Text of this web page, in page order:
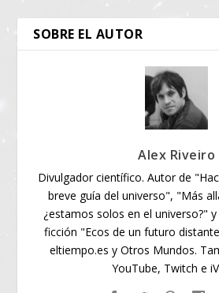
SOBRE EL AUTOR
Alex Riveiro
Divulgador científico. Autor de
breve guía del universo", "Más
¿estamos solos en el universo?"
ficción "Ecos de un futuro
eltiempo.es y Otros Mundos.
YouTube, Twitch e